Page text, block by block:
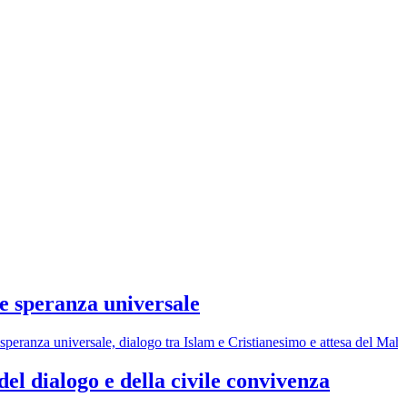
speranza universale
universale, dialogo tra Islam e Cristianesimo e attesa del
dialogo e della civile convivenza